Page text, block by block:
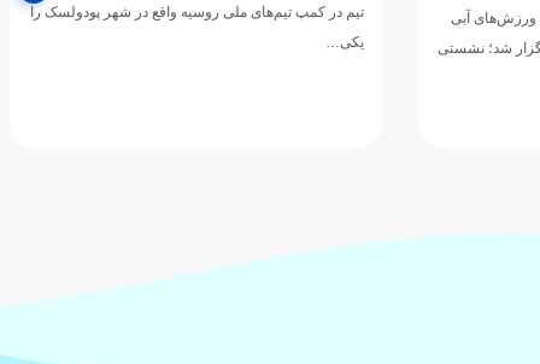
ورزش‌های آبی
شد؛ نشستی
تیم در کمپ تیم‌های ملی روسیه واقع در شهر پودولسک را
یکی…